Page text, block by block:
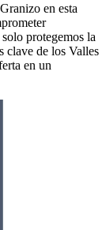
en esta
protegemos la
clave de los Valles
en un